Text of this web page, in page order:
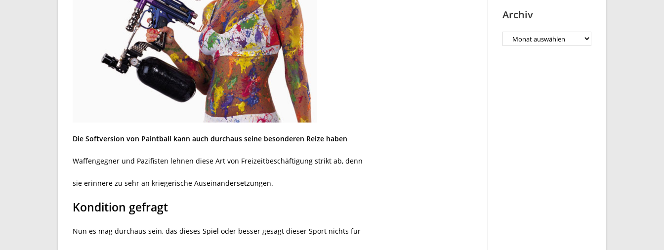
Die Softversion von Paintball kann auch durchaus seine besonderen Reize haben
Waffengegner und Pazifisten lehnen diese Art von Freizeitbeschäftigung strikt ab, denn
sie erinnere zu sehr an kriegerische Auseinandersetzungen.
Kondition gefragt
Nun es mag durchaus sein, das dieses Spiel oder besser gesagt dieser Sport nichts für
Archiv
Archiv